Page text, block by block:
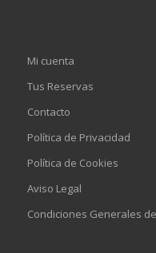
Mi cuenta
Tus Reservas
Contacto
Política de Privacidad
Política de Cookies
Aviso Legal
Condiciones Generales